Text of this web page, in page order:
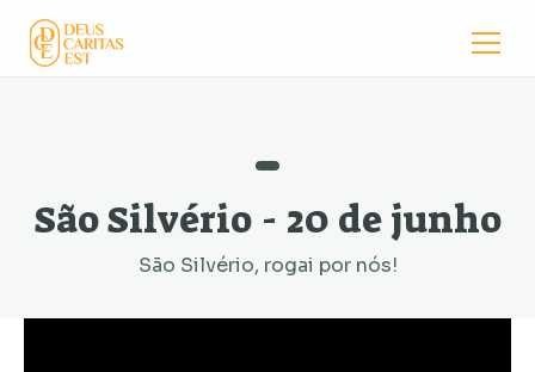
São Silvério - 20 de junho
São Silvério, rogai por nós!